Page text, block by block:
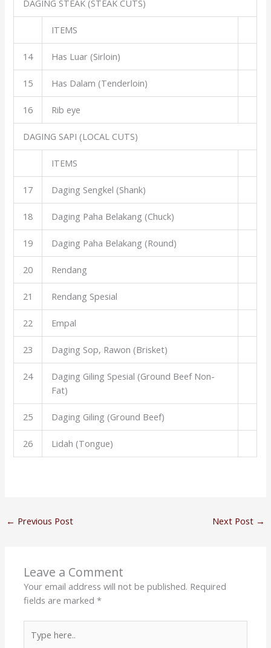
DAGING STEAK (STEAK CUTS)
ITEMS
14 Has Luar (Sirloin)
15 Has Dalam (Tenderloin)
16 Rib eye
DAGING SAPI (LOCAL CUTS)
ITEMS
17 Daging Sengkel (Shank)
18 Daging Paha Belakang (Chuck)
19 Daging Paha Belakang (Round)
20 Rendang
21 Rendang Spesial
22 Empal
23 Daging Sop, Rawon (Brisket)
24
Daging Giling Spesial (Ground Beef Non-
Fat)
25 Daging Giling (Ground Beef)
26 Lidah (Tongue)
← Previous Post Next Post →
Leave a Comment
Your email address will not be published. Required
fields are marked*
here..